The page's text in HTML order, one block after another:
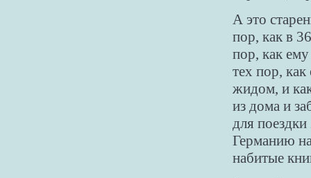
А это
пор, как в
пор, как
тех пор, как
жидом, и
из дома и
для
Германию
набитые